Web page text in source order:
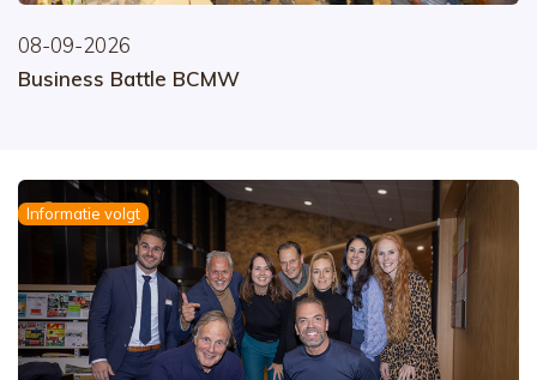
08-09-2026
Business Battle BCMW
Informatie volgt